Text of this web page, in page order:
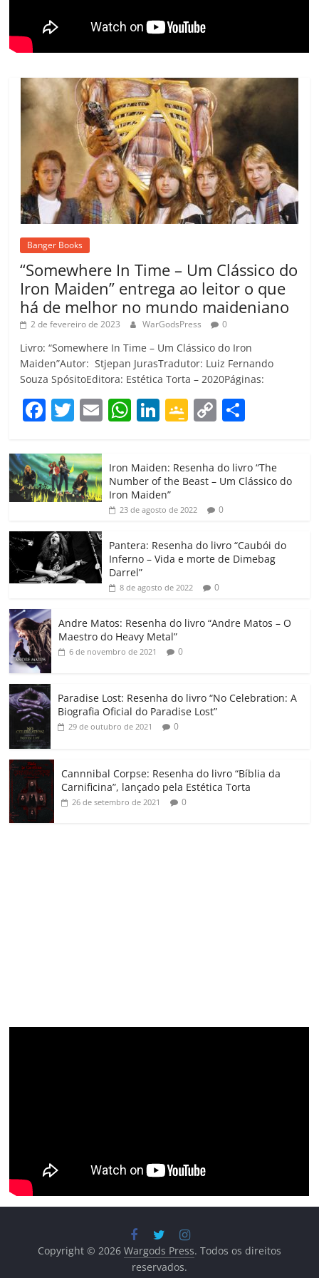
m
Banger Books
“Somewhere In Time – Um Clássico do
Iron Maiden” entrega ao leitor o que
há de melhor no mundo maideniano
2 de fevereiro de 2023 WarGodsPress 0
Livro: “Somewhere In Time – Um Clássico do Iron
Maiden”Autor: Stjepan JurasTradutor: Luiz Fernando
Souza SpósitoEditora: Estética Torta – 2020Páginas:
F
c
e
b
o
o
k
T
itt
er
E W
at
s
A
p
Li
e
dI
G
gl
e
Cl
a
ss
ro
o
C
p
y
Li
k
m
p
h
ar
Iron Maiden: Resenha do livro “The
Number of the Beast – Um Clássico do
Iron Maiden”
23 de agosto de 2022 0
Pantera: Resenha do livro “Caubói do
Inferno – Vida e morte de Dimebag
Darrel”
8 de agosto de 2022 0
Andre Matos: Resenha do livro “Andre Matos – O
Maestro do Heavy Metal”
6 de novembro de 2021 0
Paradise Lost: Resenha do livro “No Celebration: A
Biografia Oficial do Paradise Lost”
29 de outubro de 2021 0
Cannnibal Corpse: Resenha do livro “Bíblia da
Carnificina”, lançado pela Estética Torta
26 de setembro de 2021 0
Copyright © 2026 Wargods Press. Todos os direitos
reservados.